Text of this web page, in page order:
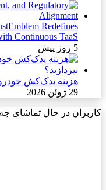
Redefines
Continuous TaaS
5 روز پیش
هزینه یدک‌کش خودرو در اصفهان
29 ژوئن 2026
کاربران در حال تماشای